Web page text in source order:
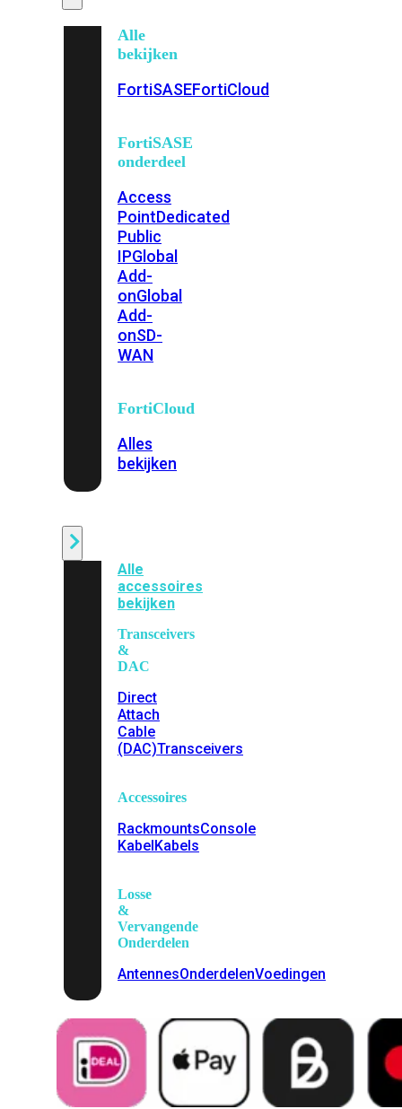
Alle
bekijken
FortiSASEFortiCloud
FortiSASE
onderdeel
Access
PointDedicated
Public
IPGlobal
Add-
onGlobal
Add-
onSD-
WAN
FortiCloud
Alles
bekijken
Alle
accessoires
bekijken
Transceivers
&
DAC
Direct
Attach
Cable
(DAC)Transceivers
Accessoires
RackmountsConsole
KabelKabels
Losse
&
Vervangende
Onderdelen
AntennesOnderdelenVoedingen